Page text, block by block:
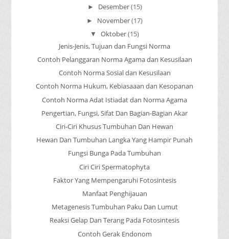
► Desember(15)
► November(17)
▼ Oktober(15)
Jenis-Jenis, Tujuan dan Fungsi Norma
Contoh Pelanggaran Norma Agama dan Kesusilaan
Contoh Norma Sosial dan Kesusilaan
Contoh Norma Hukum, Kebiasaaan dan Kesopanan
Contoh Norma Adat Istiadat dan Norma Agama
Pengertian, Fungsi, Sifat Dan Bagian-Bagian Akar
Ciri-Ciri Khusus Tumbuhan Dan Hewan
Hewan Dan Tumbuhan Langka Yang Hampir Punah
Fungsi Bunga Pada Tumbuhan
Ciri Ciri Spermatophyta
Faktor Yang Mempengaruhi Fotosintesis
Manfaat Penghijauan
Metagenesis Tumbuhan Paku Dan Lumut
Reaksi Gelap Dan Terang Pada Fotosintesis
Contoh Gerak Endonom